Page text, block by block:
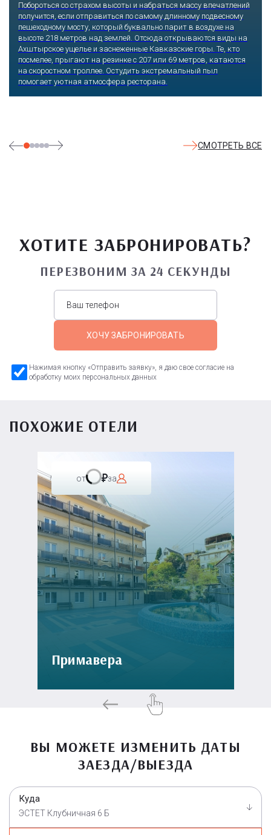
Побороться со страхом высоты и набраться массу впечатлений
получится, если отправиться по самому длинному подвесному
пешеходному мосту, который буквально парит в воздухе на
высоте 218 метров над землей. Отсюда открываются виды на
Ахштырское ущелье и заснеженные Кавказские горы. Те, кто
посмелее, прыгают на резинке с 207 или 69 метров, катаются
на скоростном троллее. Остудить экстремальный пыл
помогает уютная атмосфера ресторана.
СМОТРЕТЬ ВСЕ
ХОТИТЕ ЗАБРОНИРОВАТЬ?
ПЕРЕЗВОНИМ ЗА 24 СЕКУНДЫ
ХОЧУ ЗАБРОНИРОВАТЬ
Нажимая кнопку «Отправить заявку», я даю свое согласие на
обработку моих персональных данных
ПОХОЖИЕ ОТЕЛИ
от за
Примавера
ВЫ МОЖЕТЕ ИЗМЕНИТЬ ДАТЫ
ЗАЕЗДА/ВЫЕЗДА
Куда
ЭСТЕТ Клубничная 6 Б